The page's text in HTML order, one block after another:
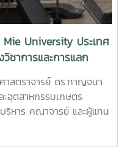
University ประเทศ
ชาการและการแลก
สตราจารย์ ดร.กาญจนา
อุตสาหกรรมเกษตร
หาร คณาจารย์ และผู้แทน
บบัณฑิตศึกษา และคณะ